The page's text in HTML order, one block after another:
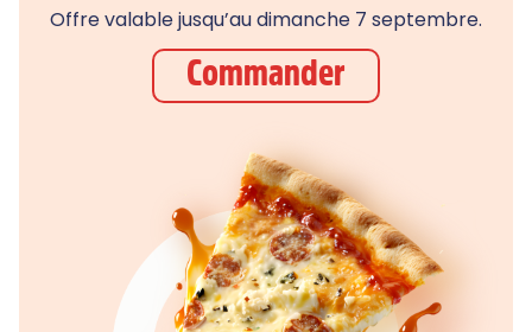
Offre valable jusqu’au dimanche 7 septembre.
Commander